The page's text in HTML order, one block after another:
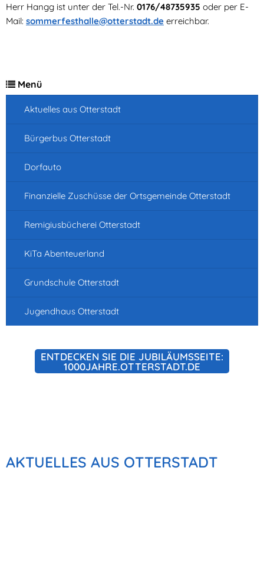
Herr Hangg ist unter der Tel.-Nr. 0176/48735935 oder per E-
Mail: sommerfesthalle@otterstadt.de erreichbar.
Menü
Aktuelles aus Otterstadt
Bürgerbus Otterstadt
Dorfauto
Finanzielle Zuschüsse der Ortsgemeinde Otterstadt
Remigiusbücherei Otterstadt
KiTa Abenteuerland
Grundschule Otterstadt
Jugendhaus Otterstadt
ENTDECKEN SIE DIE JUBILÄUMSSEITE:
1000JAHRE.OTTERSTADT.DE
AKTUELLES AUS OTTERSTADT